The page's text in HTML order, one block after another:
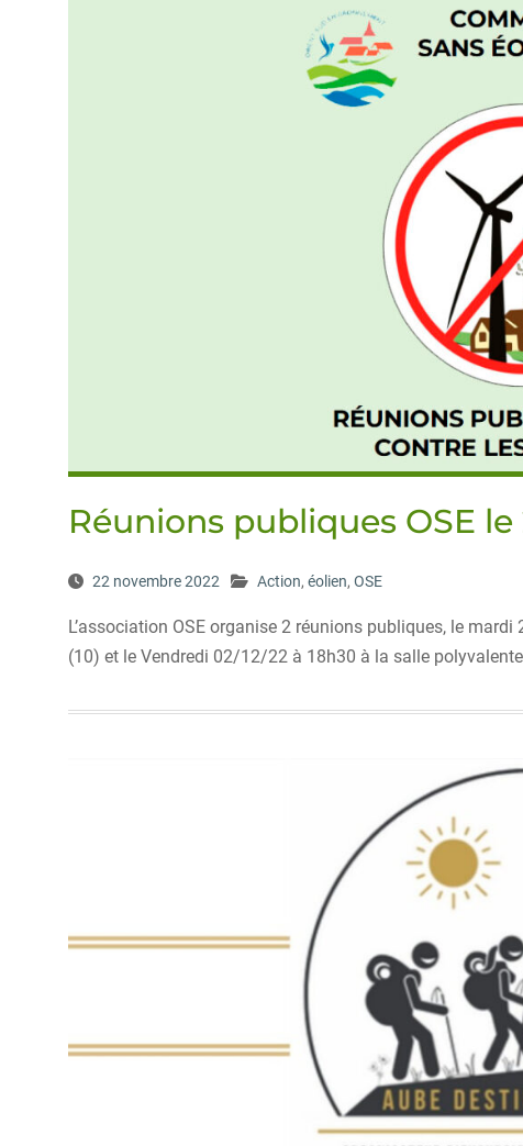
Réunions publiques OSE le
22 novembre 2022 Action, éolien, OSE
L’association OSE organise 2 réunions publiques, le
(10) et le Vendredi 02/12/22 à 18h30 à la salle